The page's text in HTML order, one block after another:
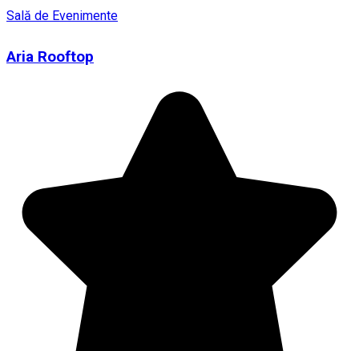
Sală de Evenimente
Aria Rooftop